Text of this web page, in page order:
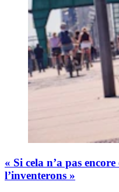
« Si cela n’a pas
l’inventerons »